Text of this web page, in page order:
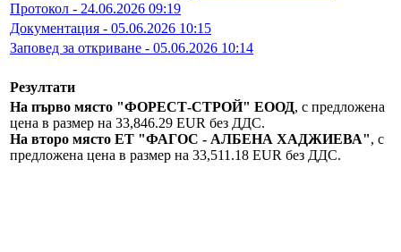
Протокол - 24.06.2026 09:19
Документация - 05.06.2026 10:15
Заповед за откриване - 05.06.2026 10:14
Резултати
На първо място "ФОРЕСТ-СТРОЙ" ЕООД, с предложена
цена в размер на 33,846.29 EUR без ДДС.
На второ място ЕТ "ФАГОС - АЛБЕНА ХАДЖИЕВА", с
предложена цена в размер на 33,511.18 EUR без ДДС.